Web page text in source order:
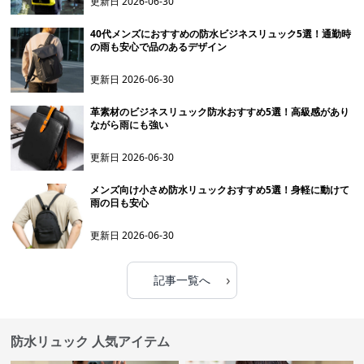
40代メンズにおすすめの防水ビジネスリュック5選！通勤時
の雨も安心で品のあるデザイン
更新日2026-06-30
革素材のビジネスリュック防水おすすめ5選！高級感があり
ながら雨にも強い
更新日2026-06-30
メンズ向け小さめ防水リュックおすすめ5選！身軽に動けて
雨の日も安心
更新日2026-06-30
記事一覧へ ›
防水リュック 人気アイテム